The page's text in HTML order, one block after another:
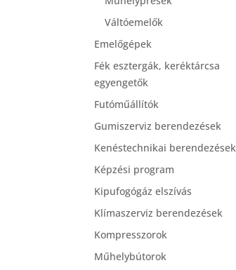
Váltóemelők
Emelőgépek
Fék esztergák, keréktárcsa
egyengetők
Futóműállítók
Gumiszerviz berendezések
Kenéstechnikai berendezések
Képzési program
Kipufogógáz elszívás
Klímaszerviz berendezések
Kompresszorok
Műhelybútorok